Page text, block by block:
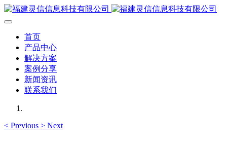
首页
产品中心
解决方案
案例分享
新闻资讯
联系我们
< Previous > Next